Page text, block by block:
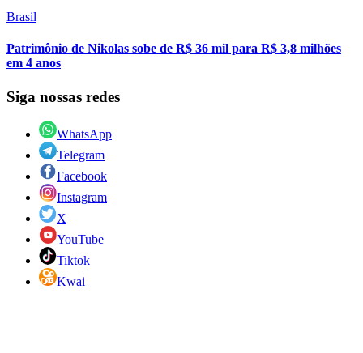
Brasil
Patrimônio de Nikolas sobe de R$ 36 mil para R$ 3,8 milhões
em 4 anos
Siga nossas redes
WhatsApp
Telegram
Facebook
Instagram
X
YouTube
Tiktok
Kwai